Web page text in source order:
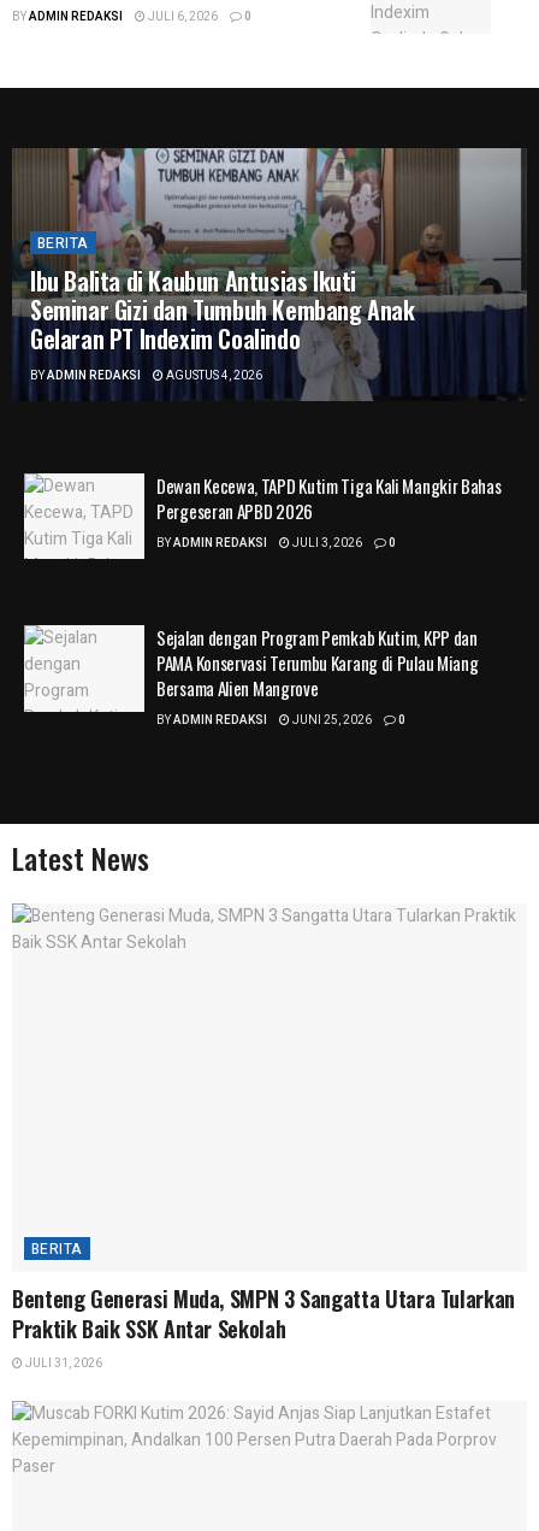
BYADMIN REDAKSI JULI 6, 2026 0
BERITA
Ibu Balita di Kaubun Antusias Ikuti
Seminar Gizi dan Tumbuh Kembang Anak
Gelaran PT Indexim Coalindo
BYADMIN REDAKSI AGUSTUS 4, 2026
Dewan Kecewa, TAPD Kutim Tiga Kali Mangkir Bahas
Pergeseran APBD 2026
BYADMIN REDAKSI JULI 3, 2026 0
Sejalan dengan Program Pemkab Kutim, KPP dan
PAMA Konservasi Terumbu Karang di Pulau Miang
Bersama Alien Mangrove
BYADMIN REDAKSI JUNI 25, 2026 0
Latest News
BERITA
Benteng Generasi Muda, SMPN 3 Sangatta Utara Tularkan
Praktik Baik SSK Antar Sekolah
JULI 31, 2026